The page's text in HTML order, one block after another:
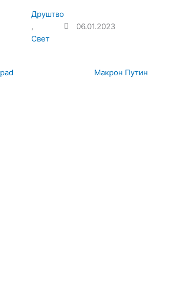
Друштво
,
Свет
06.01.2023